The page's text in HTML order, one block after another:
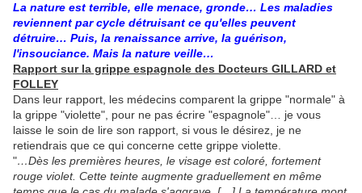
La nature est terrible, elle menace, gronde… Les maladies
reviennent par cycle détruisant ce qu'elles peuvent
détruire… Puis, la renaissance arrive, la guérison,
l'insouciance. Mais la nature veille…
Rapport sur la grippe espagnole des Docteurs GILLARD et
FOLLEY
Dans leur rapport, les médecins comparent la grippe "normale" à
la grippe "violette", pour ne pas écrire "espagnole"… je vous
laisse le soin de lire son rapport, si vous le désirez, je ne
retiendrais que ce qui concerne cette grippe violette.
"…Dès les premières heures, le visage est coloré, fortement
rouge violet. Cette teinte augmente graduellement en même